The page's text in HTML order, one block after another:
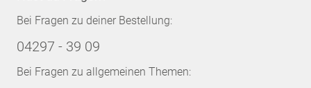
Bei Fragen zu deiner Bestellung:
04297 - 39 09
Bei Fragen zu allgemeinen Themen: